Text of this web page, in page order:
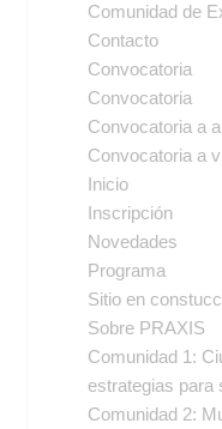
Comunidad de
Contacto
Convocatoria
Convocatoria
Convocatoria a
Convocatoria a
Inicio
Inscripción
Novedades
Programa
Sitio en
Sobre PRAXIS
Comunidad 1:
estrategias para
Comunidad 2: